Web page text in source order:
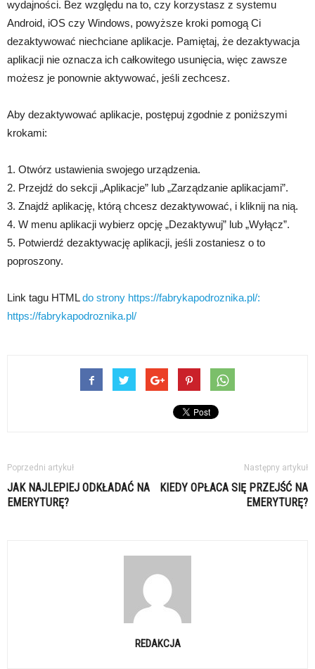
wydajności. Bez względu na to, czy korzystasz z systemu
Android, iOS czy Windows, powyższe kroki pomogą Ci
dezaktywować niechciane aplikacje. Pamiętaj, że dezaktywacja
aplikacji nie oznacza ich całkowitego usunięcia, więc zawsze
możesz je ponownie aktywować, jeśli zechcesz.
Aby dezaktywować aplikacje, postępuj zgodnie z poniższymi
krokami:
1. Otwórz ustawienia swojego urządzenia.
2. Przejdź do sekcji „Aplikacje” lub „Zarządzanie aplikacjami”.
3. Znajdź aplikację, którą chcesz dezaktywować, i kliknij na nią.
4. W menu aplikacji wybierz opcję „Dezaktywuj” lub „Wyłącz”.
5. Potwierdź dezaktywację aplikacji, jeśli zostaniesz o to
poproszony.
Link tagu HTMLdo strony https://fabrykapodroznika.pl/:
https://fabrykapodroznika.pl/
Poprzedni artykuł
JAK NAJLEPIEJ ODKŁADAĆ NA
EMERYTURĘ?
Następny artykuł
KIEDY OPŁACA SIĘ PRZEJŚĆ NA
EMERYTURĘ?
REDAKCJA